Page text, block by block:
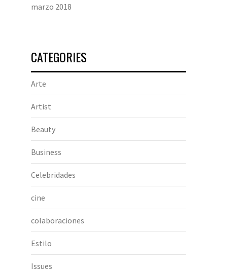
marzo 2018
CATEGORIES
Arte
Artist
Beauty
Business
Celebridades
cine
colaboraciones
Estilo
Issues